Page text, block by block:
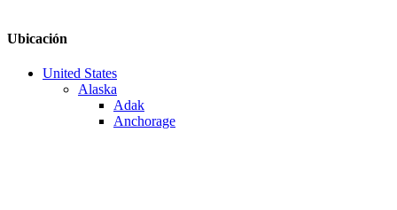
Ubicación
United States
Alaska
Adak
Anchorage